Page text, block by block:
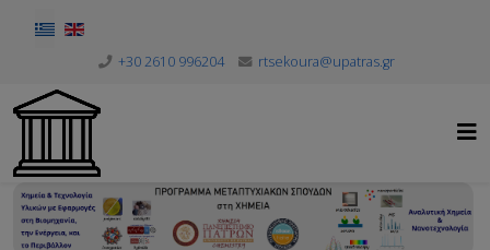
Επιλέξτε τη γλώσσα σας
+30 2610 996204 rtsekoura@upatras.gr